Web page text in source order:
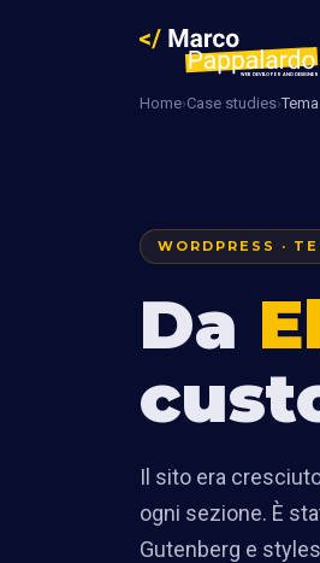
Home›Case studies›
WORDPRESS ·
Da
Il sito era
ogni sezione. È
Gutenberg e